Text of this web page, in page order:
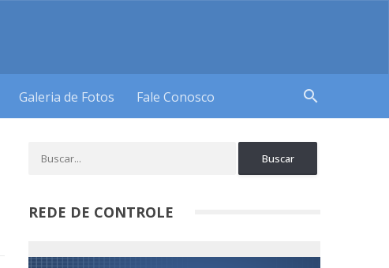
Galeria de Fotos Fale Conosco search
REDE DE CONTROLE